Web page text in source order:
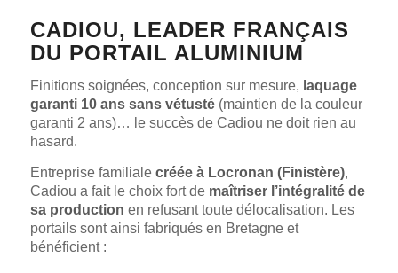
CADIOU, LEADER FRANÇAIS
DU PORTAIL ALUMINIUM
Finitions soignées, conception sur mesure, laquage
garanti 10 ans sans vétusté(maintien de la couleur
garanti 2 ans)… le succès de Cadiou ne doit rien au
hasard.
Entreprise familiale créée à Locronan (Finistère),
Cadiou a fait le choix fort de maîtriser l’intégralité de
sa production en refusant toute délocalisation. Les
portails sont ainsi fabriqués en Bretagne et
bénéficient :